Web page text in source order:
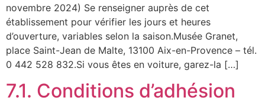
novembre 2024) Se renseigner auprès de cet
établissement pour vérifier les jours et heures
d’ouverture, variables selon la saison.Musée Granet,
place Saint-Jean de Malte, 13100 Aix-en-Provence – tél.
0 442 528 832.Si vous êtes en voiture, garez-la […]
7.1. Conditions d’adhésion